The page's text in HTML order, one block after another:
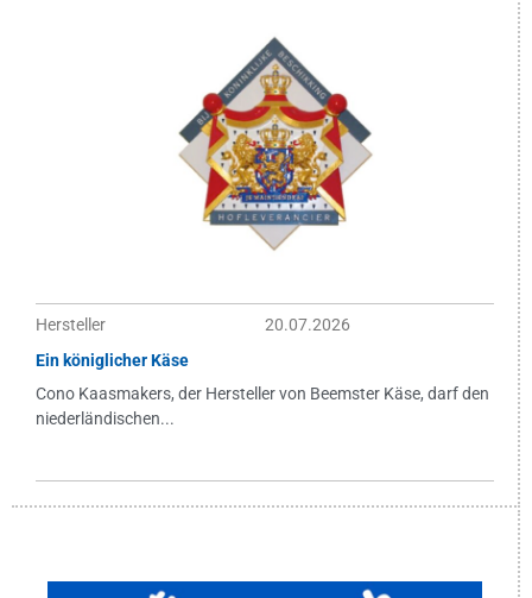
Hersteller
20.07.2026
Ein königlicher Käse
Cono Kaasmakers, der Hersteller von Beemster Käse, darf den
niederländischen...